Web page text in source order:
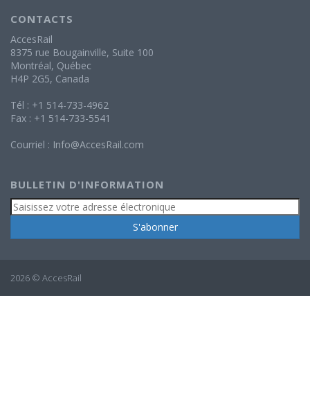
CONTACTS
AccesRail
8375 rue Bougainville, Suite 100
Montréal, Québec
H4P 2G5, Canada
Tél : +1 514-733-4962
Fax : +1 514-733-5541
Courriel : Info@AccesRail.com
BULLETIN D'INFORMATION
2026 © AccesRail